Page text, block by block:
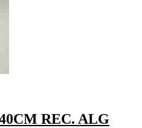
REC. ALG